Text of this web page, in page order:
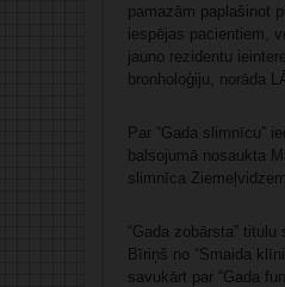
pamazām paplašinot
iespējas pacientiem,
jauno rezidentu
bronholoģiju, norāda
Par “Gada slimnīcu”
balsojumā nosaukta
slimnīca
“Gada zobārsta”
Bīriņš no “Smaida
savukārt par “Gada